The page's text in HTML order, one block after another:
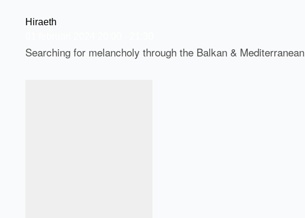
Hiraeth
Searching for melancholy through the Balkan & Mediterranean